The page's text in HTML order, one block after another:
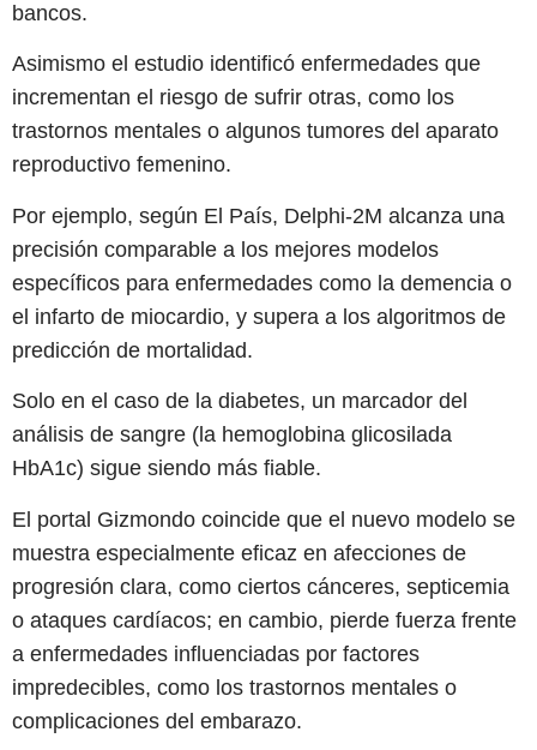
bancos.
Asimismo el estudio identificó enfermedades que
incrementan el riesgo de sufrir otras, como los
trastornos mentales o algunos tumores del aparato
reproductivo femenino.
Por ejemplo, según El País, Delphi-2M alcanza una
precisión comparable a los mejores modelos
específicos para enfermedades como la demencia o
el infarto de miocardio, y supera a los algoritmos de
predicción de mortalidad.
Solo en el caso de la diabetes, un marcador del
análisis de sangre (la hemoglobina glicosilada
HbA1c) sigue siendo más fiable.
El portal Gizmondo coincide que el nuevo modelo se
muestra especialmente eficaz en afecciones de
progresión clara, como ciertos cánceres, septicemia
o ataques cardíacos; en cambio, pierde fuerza frente
a enfermedades influenciadas por factores
impredecibles, como los trastornos mentales o
complicaciones del embarazo.